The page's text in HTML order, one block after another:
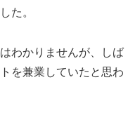
た。
わかりませんが、しば
を兼業していたと思わ